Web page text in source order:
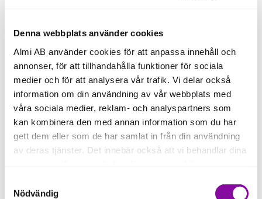
Denna webbplats använder cookies
Almi AB använder cookies för att anpassa innehåll och
annonser, för att tillhandahålla funktioner för sociala
medier och för att analysera vår trafik. Vi delar också
information om din användning av vår webbplats med
våra sociala medier, reklam- och analyspartners som
kan kombinera den med annan information som du har
gett dem eller som de har samlat in från din användning
av deras tjänster. Det innebär också att vi behandlar dina
Om du klickar på avvisa kommer användning av kakor
Nödvändig